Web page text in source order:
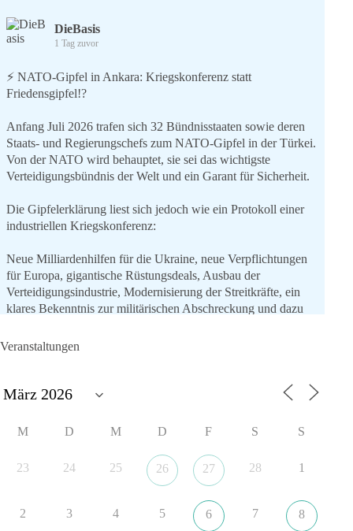
DieBasis
1 Tag zuvor
⚡️ NATO-Gipfel in Ankara: Kriegskonferenz statt
Friedensgipfel!?
Anfang Juli 2026 trafen sich 32 Bündnisstaaten sowie deren
Staats- und Regierungschefs zum NATO-Gipfel in der Türkei.
Von der NATO wird behauptet, sie sei das wichtigste
Verteidigungsbündnis der Welt und ein Garant für Sicherheit.
Die Gipfelerklärung liest sich jedoch wie ein Protokoll einer
industriellen Kriegskonferenz:
Neue Milliardenhilfen für die Ukraine, neue Verpflichtungen
für Europa, gigantische Rüstungsdeals, Ausbau der
Verteidigungsindustrie, Modernisierung der Streitkräfte, ein
klares Bekenntnis zur militärischen Abschreckung und dazu
aus der NATO. Ein Gipfel, der mehr nach Rüstungsdeal als
nach Friedenspolitik klingt, wird niemals Sicherheit schaffen,
ob nun in Deutschland oder weltweit.
https://www.tagesschau.de/ausland/asien/nato-
Veranstaltungen
M D M D F S S
23 24 25 26 27 28 1
2 3 4 5 6 7 8